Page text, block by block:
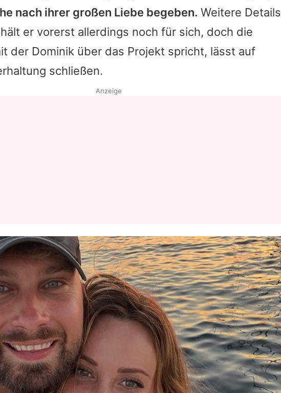
nach ihrer großen Liebe begeben. Weitere Details
er vorerst allerdings noch für sich, doch die
der Dominik über das Projekt spricht, lässt auf
schließen.
Anzeige